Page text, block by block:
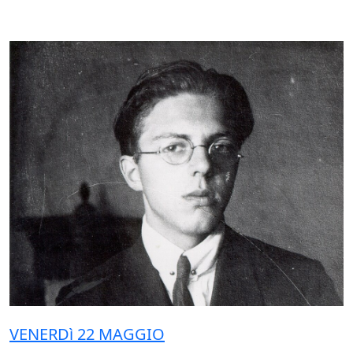
VENERDì 22 MAGGIO